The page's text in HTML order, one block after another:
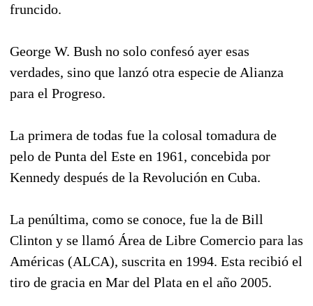
fruncido.
George W. Bush no solo confesó ayer esas
verdades, sino que lanzó otra especie de Alianza
para el Progreso.
La primera de todas fue la colosal tomadura de
pelo de Punta del Este en 1961, concebida por
Kennedy después de la Revolución en Cuba.
La penúltima, como se conoce, fue la de Bill
Clinton y se llamó Área de Libre Comercio para las
Américas (ALCA), suscrita en 1994. Esta recibió el
tiro de gracia en Mar del Plata en el año 2005.